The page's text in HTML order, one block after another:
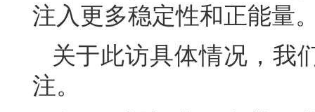
注入更多稳定性和正能量
关于此访具体情况，我
注。